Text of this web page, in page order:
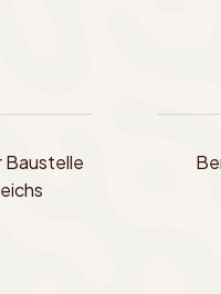
Baustelle